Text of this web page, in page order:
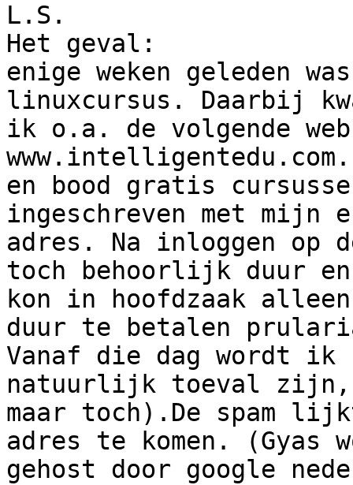
L.S.
Het geval:
enige weken geleden
linuxcursus. Daarbij
ik o.a. de volgende
en bood gratis
ingeschreven met mijn
adres. Na inloggen op
toch behoorlijk duur
kon in hoofdzaak
duur te betalen
Vanaf die dag wordt ik
natuurlijk toeval zijn,
maar toch).De spam
adres te komen. (Gyas
gehost door google